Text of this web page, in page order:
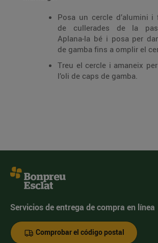
Posa un cercle d’alumini
de cullerades de la
Aplana-la bé i posa per
de gamba fins a omplir el
Treu el cercle i amaneix
l’oli de caps de gamba.
Servicios de entrega de compra en línea
Comprobar el código postal